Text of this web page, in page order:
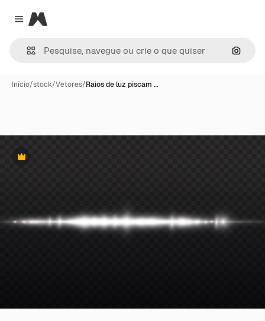
Close menu
Magnific
Início/stock/Vetores/Raios de luz piscam …
Premium